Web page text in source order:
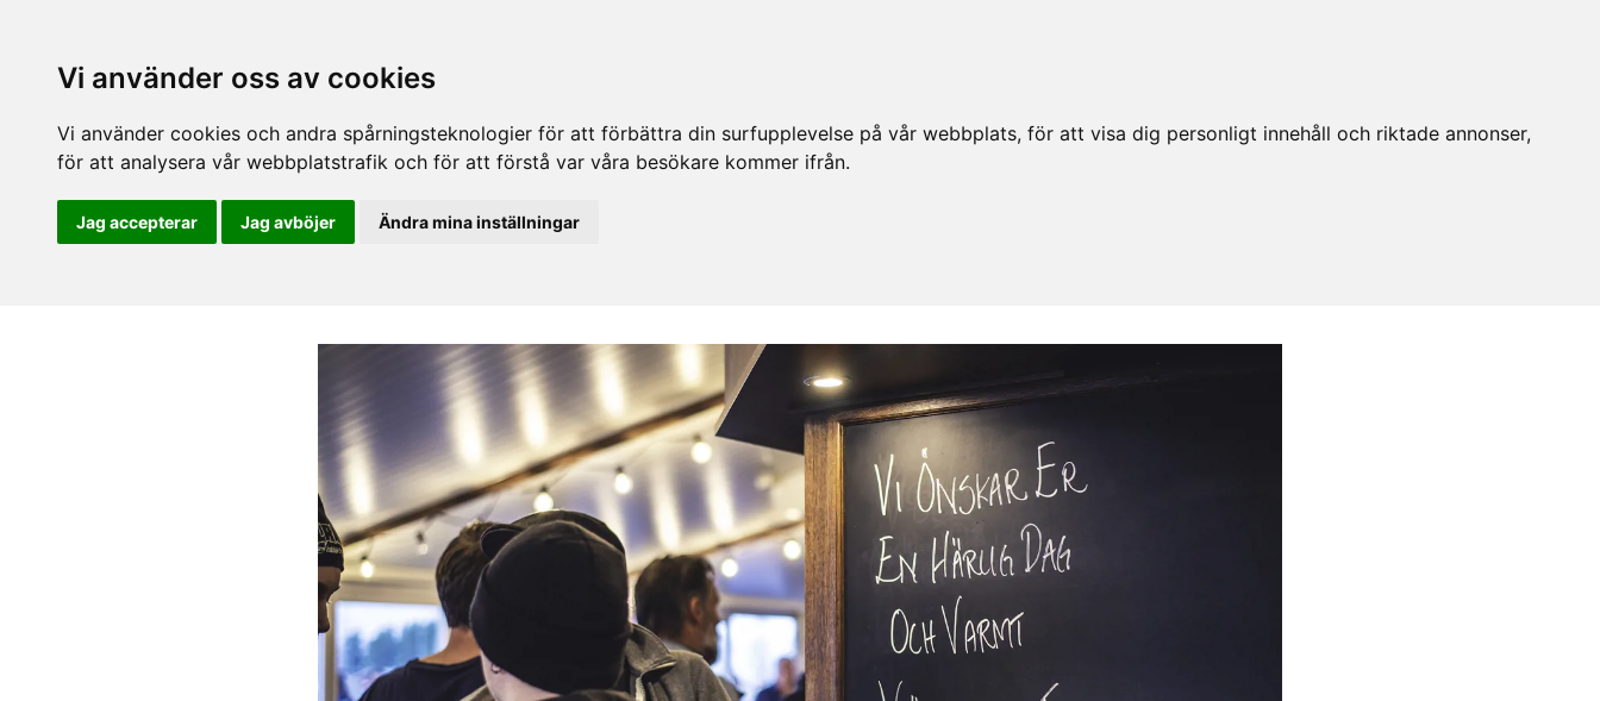
Vi använder oss av cookies
Vi använder cookies och andra spårningsteknologier för att förbättra din surfupplevelse på vår webbplats, för att visa dig personligt innehåll och riktade annonser,
för att analysera vår webbplatstrafik och för att förstå var våra besökare kommer ifrån.
Jag accepterar Jag avböjer Ändra mina inställningar